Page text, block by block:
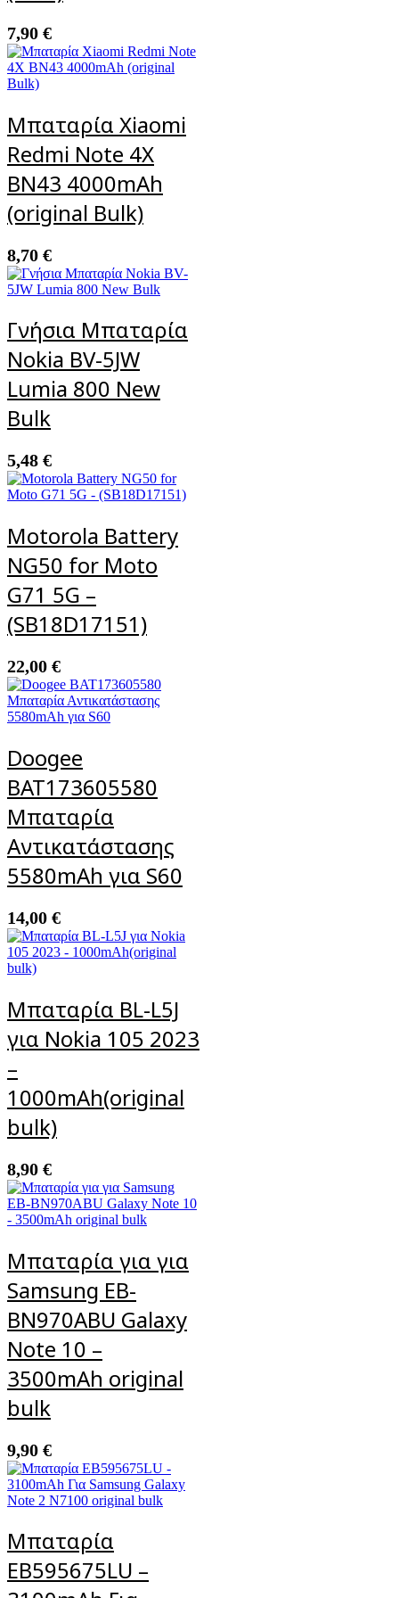
7,90 €
Μπαταρία Xiaomi
Redmi Note 4X
BN43 4000mAh
(original Bulk)
8,70 €
Γνήσια Μπαταρία
Nokia BV-5JW
Lumia 800 New
Bulk
5,48 €
Motorola Battery
NG50 for Moto
G71 5G –
(SB18D17151)
22,00 €
Doogee
BAT173605580
Μπαταρία
Αντικατάστασης
5580mAh για S60
14,00 €
Μπαταρία BL-L5J
για Nokia 105 2023
–
1000mAh(original
bulk)
8,90 €
Μπαταρία για για
Samsung EB-
BN970ABU Galaxy
Note 10 –
3500mAh original
bulk
9,90 €
Μπαταρία
EB595675LU –